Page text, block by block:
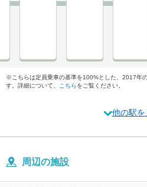
※こちらは定員乗車の基準を100%とした、2017年
す。詳細について、
こちらをご覧ください。
他の駅を
周辺の施設